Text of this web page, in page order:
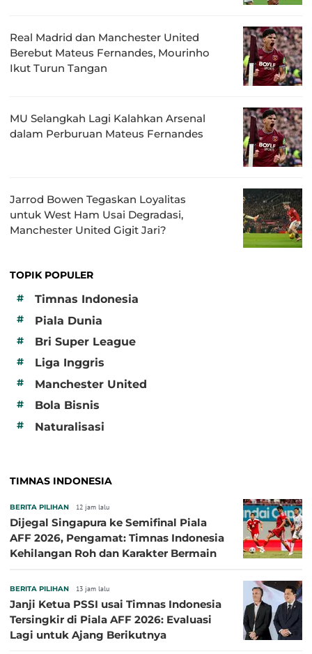
Real Madrid dan Manchester United
Berebut Mateus Fernandes, Mourinho
Ikut Turun Tangan
MU Selangkah Lagi Kalahkan Arsenal
dalam Perburuan Mateus Fernandes
Jarrod Bowen Tegaskan Loyalitas
untuk West Ham Usai Degradasi,
Manchester United Gigit Jari?
TOPIK POPULER
#
Timnas Indonesia
# Piala Dunia
# Bri Super League
# Liga Inggris
# Manchester United
# Bola Bisnis
# Naturalisasi
TIMNAS INDONESIA
BERITA PILIHAN 12 jam lalu
Dijegal Singapura ke Semifinal Piala
AFF 2026, Pengamat: Timnas Indonesia
Kehilangan Roh dan Karakter Bermain
BERITA PILIHAN 13 jam lalu
Janji Ketua PSSI usai Timnas Indonesia
Tersingkir di Piala AFF 2026: Evaluasi
Lagi untuk Ajang Berikutnya